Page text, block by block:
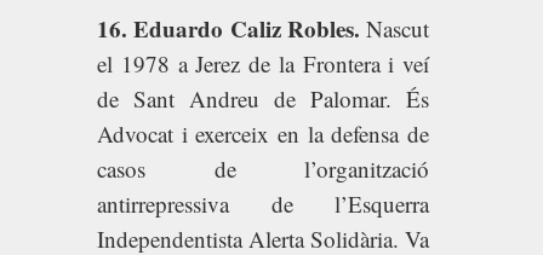
16. Eduardo Caliz Robles. Nascut
el 1978 a Jerez de la Frontera i veí
de Sant Andreu de Palomar. És
Advocat i exerceix en la defensa de
casos de l’organització
antirrepressiva de l’Esquerra
Independentista Alerta Solidària. Va